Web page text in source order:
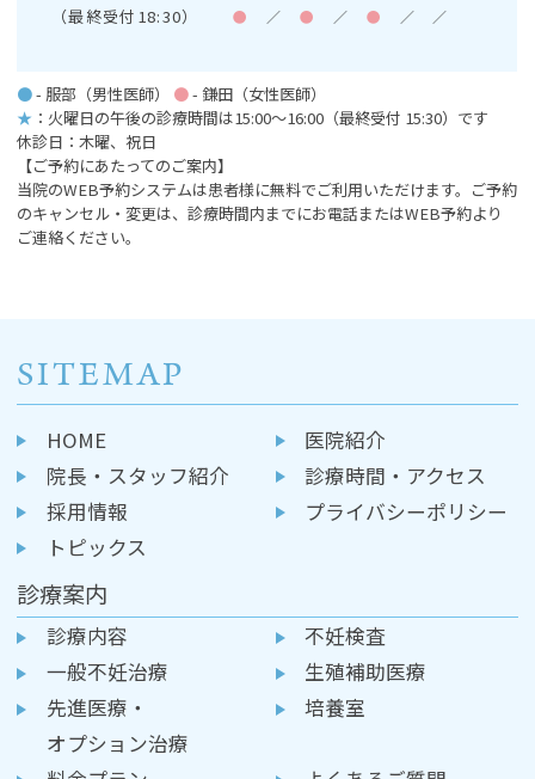
（最終受付18:30） ● ／ ● ／ ● ／ ／
●- 服部（男性医師） ●- 鎌田（女性医師）
★ ：火曜日の午後の診療時間は15:00～16:00 （最終受付 15:30）です
休診日：木曜、祝日
【ご予約にあたってのご案内】
当院のWEB予約システムは患者様に無料でご利用いただけます。ご予約
のキャンセル・変更は、診療時間内までにお電話またはWEB予約より
ご連絡ください。
SITEMAP
HOME
医院紹介
院長・スタッフ紹介
診療時間・アクセス
採用情報
プライバシーポリシー
トピックス
診療案内
診療内容
不妊検査
一般不妊治療
生殖補助医療
先進医療・
オプション治療
培養室